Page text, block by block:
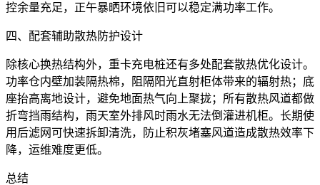
控余量充足，正午暴晒环境依旧可以稳定满功率工作。
四、配套辅助散热防护设计
除核心换热结构外，重卡充电桩还有多处配套散热优化设计。
功率仓内壁加装隔热棉，阻隔阳光直射柜体带来的辐射热；底
座抬高离地设计，避免地面热气向上聚拢；所有散热风道都做
折弯挡雨结构，雨天室外排风时雨水无法倒灌进机柜。长期使
用后滤网可快速拆卸清洗，防止积灰堵塞风道造成散热效率下
降，运维难度更低。
总结